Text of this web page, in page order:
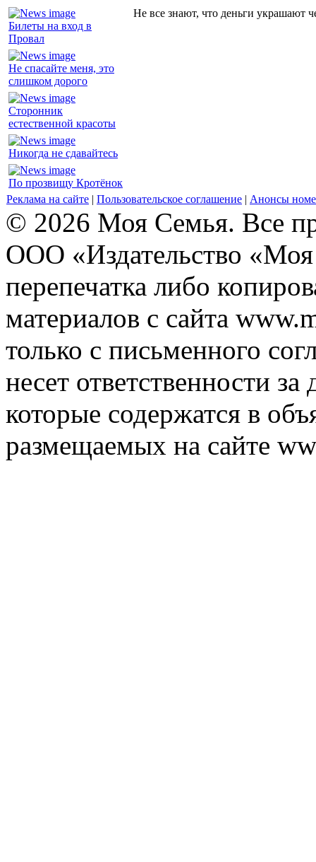
Билеты на вход в
Провал
Не спасайте меня, это
слишком дорого
Сторонник
естественной красоты
Никогда не сдавайтесь
По прозвищу Кротёнок
Не все знают, что деньги украшают
Реклама на сайте | Пользовательское соглашение | Анонсы
© 2026 Моя Семья. Все
ООО «Издательство
перепечатка либо
материалов с сайта
только с письменного
несет ответственности
которые содержатся в
размещаемых на сайте